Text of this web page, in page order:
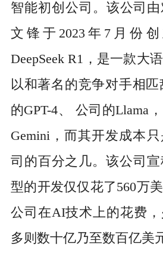
智能初创公司。该公司
文锋于2023年7月份
DeepSeek R1，是一款大
以和著名的竞争对手相匹
的GPT-4、 公司的Llama
Gemini，而其开发成本
司的百分之几。该公司
型的开发仅仅花了560万
公司在AI技术上的花费，
多则数十亿乃至数百亿美